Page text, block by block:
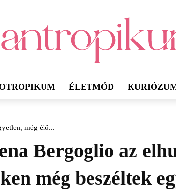
ÉLETMÓD
még élő...
Bergoglio az
még beszéltek